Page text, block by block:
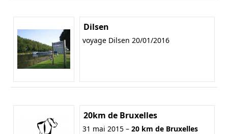
Dilsen
voyage Dilsen 20/01/2016
20km de Bruxelles
31 mai 2015 – 20 km de Bruxelles